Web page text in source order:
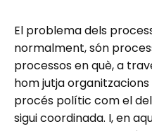
El problema dels
normalment, són
processos en què, a
hom jutja organitzacions
procés polític com el
sigui coordinada. I, en